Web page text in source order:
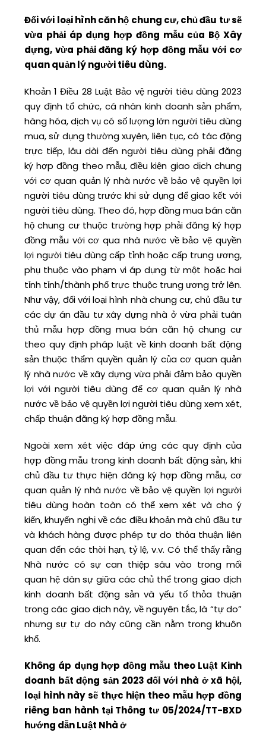
Đối với loại hình căn hộ chung cư, chủ đầu tư sẽ
vừa phải áp dụng hợp đồng mẫu của Bộ Xây
dựng, vừa phải đăng ký hợp đồng mẫu với cơ
quan quản lý người tiêu dùng.
Khoản 1 Điều 28 Luật Bảo vệ người tiêu dùng 2023
quy định tổ chức, cá nhân kinh doanh sản phẩm,
hàng hóa, dịch vụ có số lượng lớn người tiêu dùng
mua, sử dụng thường xuyên, liên tục, có tác động
trực tiếp, lâu dài đến người tiêu dùng phải đăng
ký hợp đồng theo mẫu, điều kiện giao dịch chung
với cơ quan quản lý nhà nước về bảo vệ quyền lợi
người tiêu dùng trước khi sử dụng để giao kết với
người tiêu dùng. Theo đó, hợp đồng mua bán căn
hộ chung cư thuộc trường hợp phải đăng ký hợp
đồng mẫu với cơ qua nhà nước về bảo vệ quyền
lợi người tiêu dùng cấp tỉnh hoặc cấp trung ương,
phụ thuộc vào phạm vi áp dụng từ một hoặc hai
tỉnh tỉnh/thành phố trực thuộc trung ương trở lên.
Như vậy, đối với loại hình nhà chung cư, chủ đầu tư
các dự án đầu tư xây dựng nhà ở vừa phải tuân
thủ mẫu hợp đồng mua bán căn hộ chung cư
theo quy định pháp luật về kinh doanh bất động
sản thuộc thẩm quyền quản lý của cơ quan quản
lý nhà nước về xây dựng vừa phải đảm bảo quyền
lợi với người tiêu dùng để cơ quan quản lý nhà
nước về bảo vệ quyền lợi người tiêu dùng xem xét,
chấp thuận đăng ký hợp đồng mẫu.
Ngoài xem xét việc đáp ứng các quy định của
hợp đồng mẫu trong kinh doanh bất động sản, khi
chủ đầu tư thực hiện đăng ký hợp đồng mẫu, cơ
quan quản lý nhà nước về bảo vệ quyền lợi người
tiêu dùng hoàn toàn có thể xem xét và cho ý
kiến, khuyến nghị về các điều khoản mà chủ đầu tư
và khách hàng được phép tự do thỏa thuận liên
quan đến các thời hạn, tỷ lệ, v.v. Có thể thấy rằng
Nhà nước có sự can thiệp sâu vào trong mối
quan hệ dân sự giữa các chủ thể trong giao dịch
kinh doanh bất động sản và yếu tố thỏa thuận
trong các giao dịch này, về nguyên tắc, là “tự do”
nhưng sự tự do này cũng cần nằm trong khuôn
khổ.
Không áp dụng hợp đồng mẫu theo Luật Kinh
doanh bất động sản 2023 đối với nhà ở xã hội,
loại hình này sẽ thực hiện theo mẫu hợp đồng
riêng ban hành tại Thông tư 05/2024/TT-BXD
hướng dẫn Luật Nhà ở